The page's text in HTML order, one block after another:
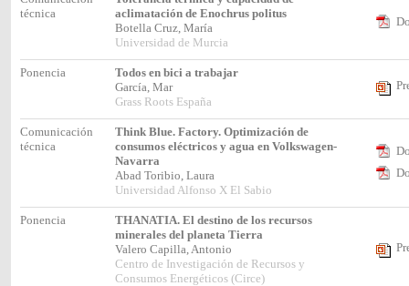
técnica
aclimatación de Enochrus politus
Botella Cruz, María
Universidad de Murcia
Ponencia
Todos en bici a trabajar
García, Mar
Grass Roots España
Comunicación
técnica
Think Blue. Factory. Optimización de
consumos eléctricos y agua en Volkswagen-
Navarra
Abad Toribio, Laura
Universidad Alfonso X El Sabio
Ponencia
THANATIA. El destino de los recursos
minerales del planeta Tierra
Valero Capilla, Antonio
Centro de Investigación de Recursos y
Consumos Energéticos (Circe)